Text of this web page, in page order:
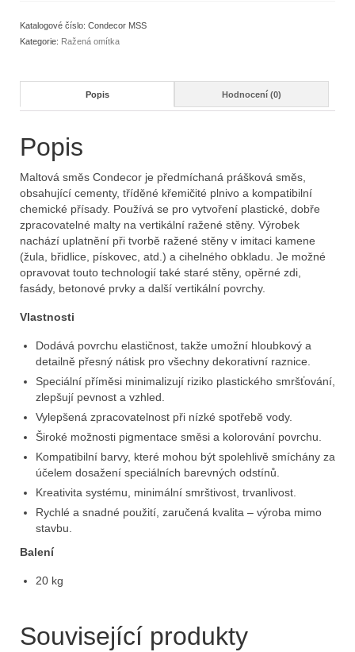
množství
Katalogové číslo: Condecor MSS
Kategorie: Ražená omítka
Popis Hodnocení (0)
Popis
Maltová směs Condecor je předmíchaná prášková směs,
obsahující cementy, tříděné křemičité plnivo a kompatibilní
chemické přísady. Používá se pro vytvoření plastické, dobře
zpracovatelné malty na vertikální ražené stěny. Výrobek
nachází uplatnění při tvorbě ražené stěny v imitaci kamene
(žula, břidlice, pískovec, atd.) a cihelného obkladu. Je možné
opravovat touto technologií také staré stěny, opěrné zdi,
fasády, betonové prvky a další vertikální povrchy.
Vlastnosti
Dodává povrchu elastičnost, takže umožní hloubkový a
detailně přesný nátisk pro všechny dekorativní raznice.
Speciální příměsi minimalizují riziko plastického smršťování,
zlepšují pevnost a vzhled.
Vylepšená zpracovatelnost při nízké spotřebě vody.
Široké možnosti pigmentace směsi a kolorování povrchu.
Kompatibilní barvy, které mohou být spolehlivě smíchány za
účelem dosažení speciálních barevných odstínů.
Kreativita systému, minimální smrštivost, trvanlivost.
Rychlé a snadné použití, zaručená kvalita – výroba mimo
stavbu.
Balení
20 kg
Související produkty